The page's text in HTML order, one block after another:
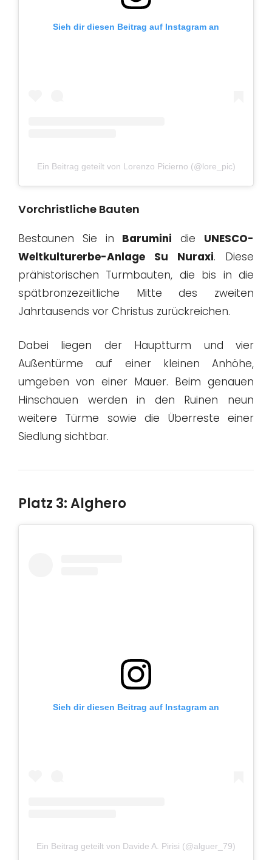
Sieh dir diesen Beitrag auf Instagram an
Ein Beitrag geteilt von Lorenzo Picierno (@lore_pic)
Vorchristliche Bauten
Bestaunen Sie in Barumini die UNESCO-
Weltkulturerbe-Anlage Su Nuraxi. Diese
prähistorischen Turmbauten, die bis in die
spätbronzezeitliche Mitte des zweiten
Jahrtausends vor Christus zurückreichen.
Dabei liegen der Hauptturm und vier
Außentürme auf einer kleinen Anhöhe,
umgeben von einer Mauer. Beim genauen
Hinschauen werden in den Ruinen neun
weitere Türme sowie die Überreste einer
Siedlung sichtbar.
Platz 3: Alghero
Sieh dir diesen Beitrag auf Instagram an
Ein Beitrag geteilt von Davide A. Pirisi (@alguer_79)